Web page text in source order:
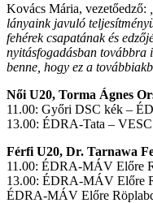
Kovács Mária, vezetőedző:
lányaink javuló
fehérek csapatának és
nyitásfogadásban továbbra
benne, hogy ez a
Női U20, Torma Ágnes
11.00: Győri DSC kék –
13.00: ÉDRA-Tata –
Férfi U20, Dr. Tarnawa
11.00: ÉDRA-MÁV Előre
13.00: ÉDRA-MÁV Előre
ÉDRA-MÁV Előre